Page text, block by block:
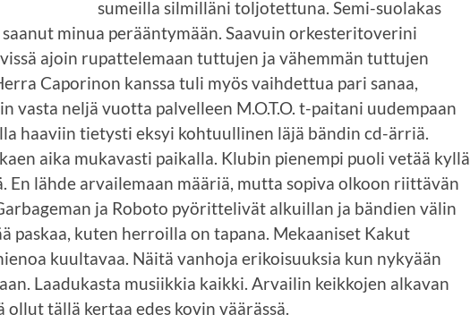
sumeilla silmilläni toljotettuna. Semi-suolakas
minua perääntymään. Saavuin orkesteritoverini
ajoin rupattelemaan tuttujen ja vähemmän tuttujen
Caporinon kanssa tuli myös vaihdettua pari sanaa,
vasta neljä vuotta palvelleen M.O.T.O. t-paitani uudempaan
haaviin tietysti eksyi kohtuullinen läjä bändin cd-ärriä.
aika mukavasti paikalla. Klubin pienempi puoli vetää kyllä
En lähde arvailemaan määriä, mutta sopiva olkoon riittävän
ja Roboto pyörittelivät alkuillan ja bändien välin
paskaa, kuten herroilla on tapana. Mekaaniset Kakut
kuultavaa. Näitä vanhoja erikoisuuksia kun nykyään
Laadukasta musiikkia kaikki. Arvailin keikkojen alkavan
ollut tällä kertaa edes kovin väärässä.